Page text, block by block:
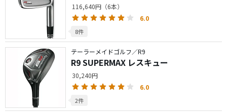
116,640円（6本）
6.0
8件
テーラーメイドゴルフ／R9
R9 SUPERMAX レスキュー
30,240円
6.0
2件